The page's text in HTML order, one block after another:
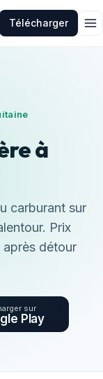
Télécharger
à
carburant sur
Prix
détour
sur
Play